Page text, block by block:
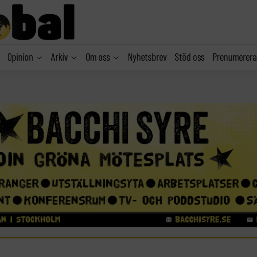
Opinion Arkiv Om oss Nyhetsbrev Stöd oss Prenumerera